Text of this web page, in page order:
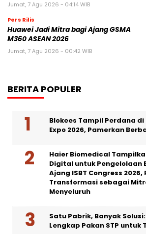
Jumat, 7 Agu 2026 - 04:14 WIB
Pers Rilis
Huawei Jadi Mitra bagi Ajang GSMA
M360 ASEAN 2026
Jumat, 7 Agu 2026 - 00:42 WIB
BERITA POPULER
Blokees Tampil Perdana
Expo 2026, Pamerkan
Haier Biomedical
Digital untuk Pengelolaan
Ajang ISBT Congress 2026,
Transformasi sebagai
Menyeluruh
Satu Pabrik, Banyak
Lengkap Pakan STP untuk